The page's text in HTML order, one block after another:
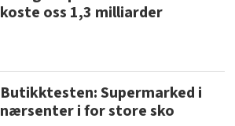
koste oss 1,3 milliarder
Butikktesten: Supermarked i
nærsenter i for store sko